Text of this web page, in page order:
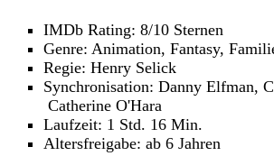
IMDb Rating: 8/10 Sternen
Genre: Animation, Fantasy,
Regie: Henry Selick
Synchronisation: Danny Elfman,
Catherine O'Hara
Laufzeit: 1 Std. 16 Min.
Altersfreigabe: ab 6 Jahren